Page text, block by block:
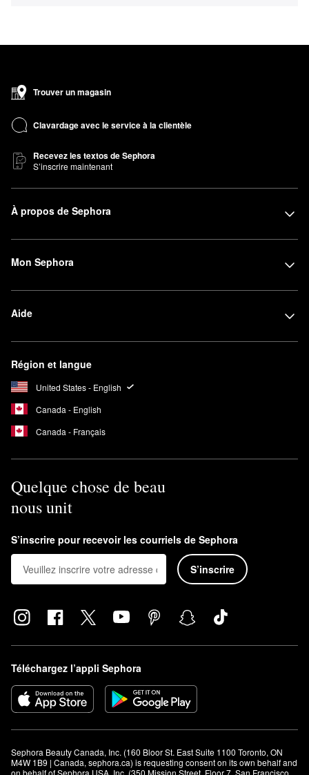
Trouver un magasin
Clavardage avec le service à la clientèle
Recevez les textos de Sephora
S’inscrire maintenant
À propos de Sephora
Mon Sephora
Aide
Région et langue
United States - English
Canada - English
Canada - Français
Quelque chose de beau
nous unit
S’inscrire pour recevoir les courriels de Sephora
S’inscrire
Téléchargez l’appli Sephora
Sephora Beauty Canada, Inc. (160 Bloor St. East Suite 1100 Toronto, ON
M4W 1B9 | Canada, sephora.ca) is requesting consent on its own behalf and
on behalf of Sephora USA, Inc. (350 Mission Street, Floor 7, San Francisco,